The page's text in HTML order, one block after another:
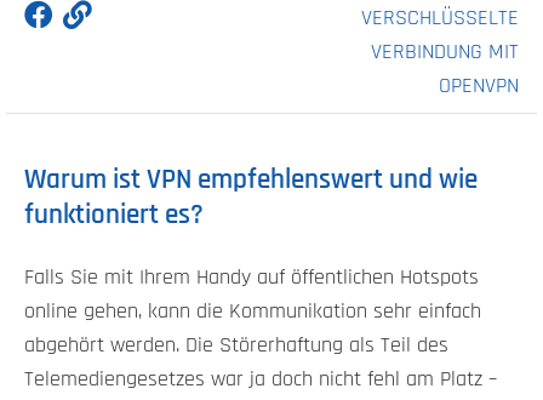
VERSCHLÜSSELTE
VERBINDUNG MIT
OPENVPN
Warum ist VPN empfehlenswert und wie
funktioniert es?
Falls Sie mit Ihrem Handy auf öffentlichen Hotspots
online gehen, kann die Kommunikation sehr einfach
abgehört werden. Die Störerhaftung als Teil des
Telemediengesetzes war ja doch nicht fehl am Platz –